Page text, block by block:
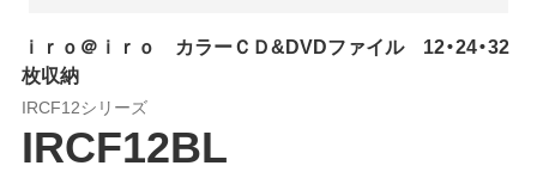
ｉｒｏ＠ｉｒｏ カラーＣＤ&DVDファイル 12・24・32
枚収納
IRCF12シリーズ
IRCF12BL